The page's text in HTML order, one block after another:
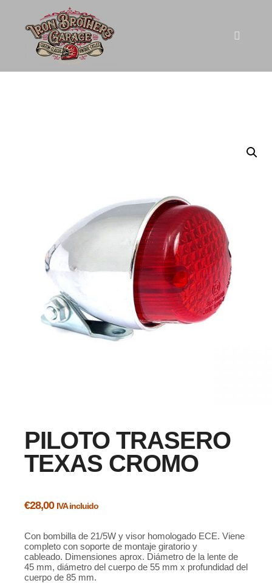
PILOTO TRASERO
TEXAS CROMO
€28,00 IVA incluido
Con bombilla de 21/5W y visor homologado ECE. Viene
completo con soporte de montaje giratorio y
cableado. Dimensiones aprox. Diámetro de la lente de
45 mm, diámetro del cuerpo de 55 mm x profundidad del
cuerpo de 85 mm.